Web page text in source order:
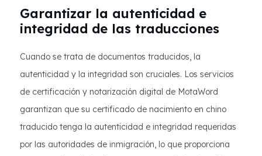
Garantizar la autenticidad e
integridad de las traducciones
Cuando se trata de documentos traducidos, la
autenticidad y la integridad son cruciales. Los servicios
de certificación y notarización digital de MotaWord
garantizan que su certificado de nacimiento en chino
traducido tenga la autenticidad e integridad requeridas
por las autoridades de inmigración, lo que proporciona